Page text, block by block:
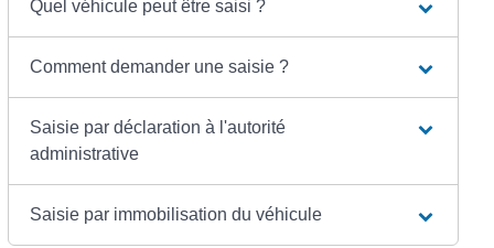
Quel véhicule peut être saisi ?
Comment demander une saisie ?
Saisie par déclaration à l'autorité
administrative
Saisie par immobilisation du véhicule